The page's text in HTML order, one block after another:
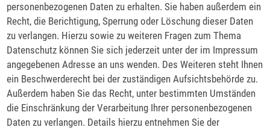
personenbezogenen Daten zu erhalten. Sie haben außerdem ein
Recht, die Berichtigung, Sperrung oder Löschung dieser Daten
zu verlangen. Hierzu sowie zu weiteren Fragen zum Thema
Datenschutz können Sie sich jederzeit unter der im Impressum
angegebenen Adresse an uns wenden. Des Weiteren steht Ihnen
ein Beschwerderecht bei der zuständigen Aufsichtsbehörde zu.
Außerdem haben Sie das Recht, unter bestimmten Umständen
die Einschränkung der Verarbeitung Ihrer personenbezogenen
Daten zu verlangen. Details hierzu entnehmen Sie der